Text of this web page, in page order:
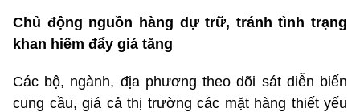
Chủ động nguồn hàng dự trữ, tránh tình trạng
khan hiếm đẩy giá tăng
Các bộ, ngành, địa phương theo dõi sát diễn biến
cung cầu, giá cả thị trường các mặt hàng thiết yếu